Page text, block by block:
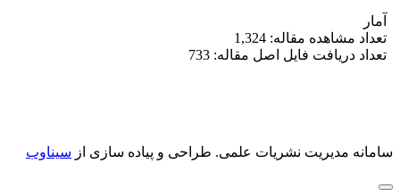
آمار
تعداد مشاهده مقاله: 1,324
تعداد دریافت فایل اصل مقاله: 733
سامانه مدیریت نشریات علمی. طراحی و پیاده سازی از سیناوب